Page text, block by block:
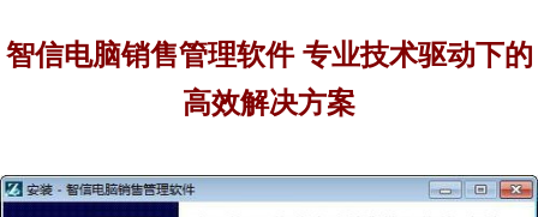
智信电脑销售管理软件 专业技术驱动下的
高效解决方案